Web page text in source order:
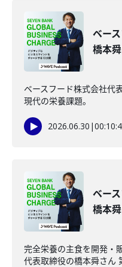
ベー
橋本
ベースフード株式会社代
現代の栄養課題。
2026.06.30 |
ベー
橋本
完全栄養の主食を開発・
代表取締役の橋本舜さん